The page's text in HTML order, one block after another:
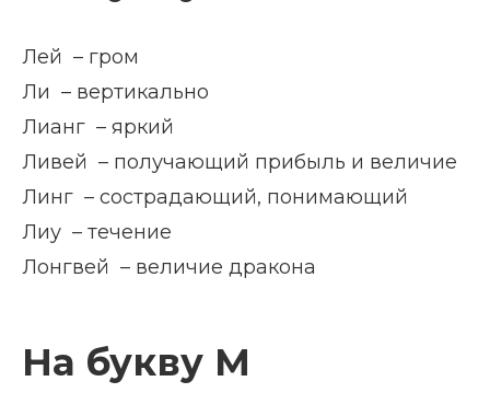
Лей – гром
Ли – вертикально
Лианг – яркий
Ливей – получающий прибыль и величие
Линг – сострадающий, понимающий
Лиу – течение
Лонгвей – величие дракона
На букву М